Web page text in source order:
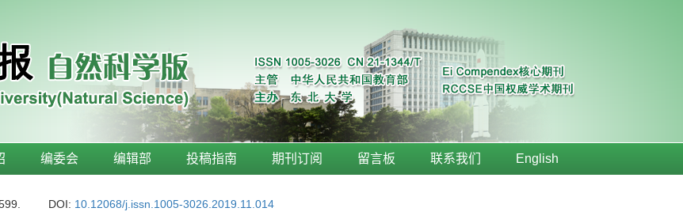
编委会 编辑部 投稿指南 期刊订阅 留言板 联系我们 English
DOI: 10.12068/j.issn.1005-3026.2019.11.014